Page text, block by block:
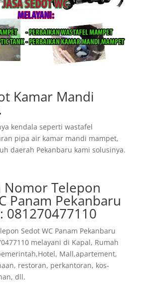
Kamar Mandi
kendala seperti wastafel
pipa air kamar mandi mampet,
daerah Pekanbaru kami solusinya.
Nomor Telepon
Panam Pekanbaru
081270477110
Sedot WC Panam Pekanbaru
melayani di Kapal, Rumah
Mall,apartement,
restoran, perkantoran, kos-
dll.